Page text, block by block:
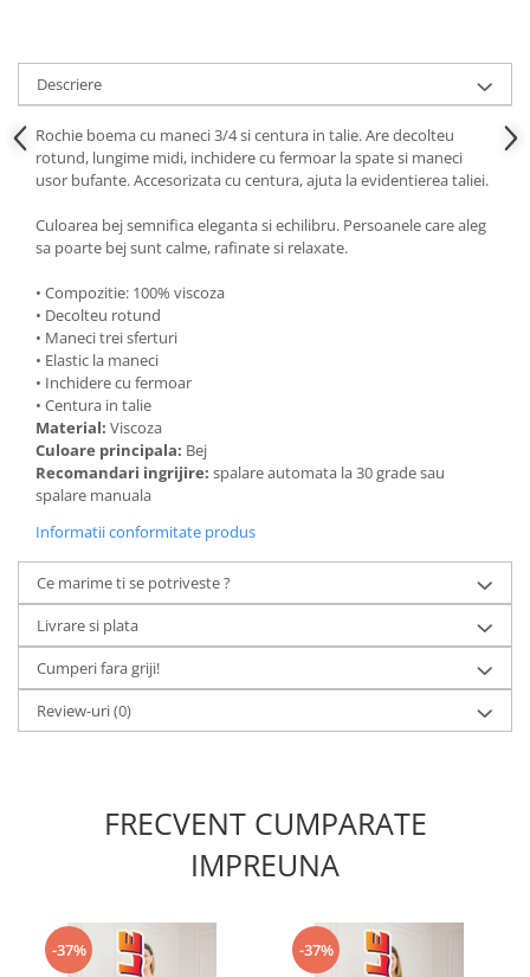
Descriere
Rochie boema cu maneci 3/4 si centura in talie. Are decolteu
rotund, lungime midi, inchidere cu fermoar la spate si maneci
usor bufante. Accesorizata cu centura, ajuta la evidentierea taliei.
Culoarea bej semnifica eleganta si echilibru. Persoanele care aleg
sa poarte bej sunt calme, rafinate si relaxate.
• Compozitie: 100% viscoza
• Decolteu rotund
• Maneci trei sferturi
• Elastic la maneci
• Inchidere cu fermoar
• Centura in talie
Material: Viscoza
Culoare principala: Bej
Recomandari ingrijire: spalare automata la 30 grade sau
spalare manuala
Informatii conformitate produs
Ce marime ti se potriveste ?
Livrare si plata
Cumperi fara griji!
Review-uri(0)
FRECVENT CUMPARATE
IMPREUNA
-37% -37%